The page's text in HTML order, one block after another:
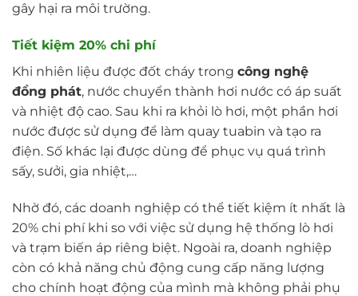
gây hại ra môi trường.
Tiết kiệm 20% chi phí
Khi nhiên liệu được đốt cháy trong công nghệ
đồng phát, nước chuyển thành hơi nước có áp suất
và nhiệt độ cao. Sau khi ra khỏi lò hơi, một phần hơi
nước được sử dụng để làm quay tuabin và tạo ra
điện. Số khác lại được dùng để phục vụ quá trình
sấy, sưởi, gia nhiệt,…
Nhờ đó, các doanh nghiệp có thể tiết kiệm ít nhất là
20% chi phí khi so với việc sử dụng hệ thống lò hơi
và trạm biến áp riêng biệt. Ngoài ra, doanh nghiệp
còn có khả năng chủ động cung cấp năng lượng
cho chính hoạt động của mình mà không phải phụ